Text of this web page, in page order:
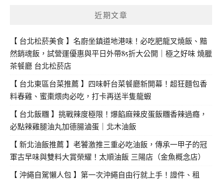
近期文章
【 台北松菸美食 】名廚坐鎮道地港味！必吃肥龍叉燒飯、黯
然銷魂飯，試營運優惠與平日外帶85折大公開｜極之好味 燒臘
茶餐廳 台北松菸店
【 台北東區台菜推薦 】四味軒台菜餐廳新開幕！超狂麵包香
料春雞、蜜棗煨肉必吃，打卡再送半隻龍蝦
【 台北飯糰 】挑戰辣度極限！爆餡麻辣皮蛋飯糰香辣過癮，
必點辣雞腿油丸加德腸滷蛋｜北木油飯
【 新北油飯推薦 】老饕激推三重必吃油飯，傳承一甲子的冠
軍古早味與雙料大賞榮耀！太順油飯 三陽店（金魚概念店）
【 沖繩自駕懶人包 】第一次沖繩自由行就上手！證件、租